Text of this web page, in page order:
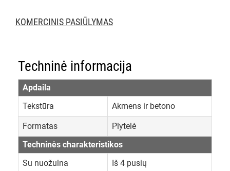
KOMERCINIS PASIŪLYMAS
Techninė informacija
Apdaila
Tekstūra
Akmens ir betono
Formatas
Plytelė
Techninės charakteristikos
Su nuožulna
Iš 4 pusių